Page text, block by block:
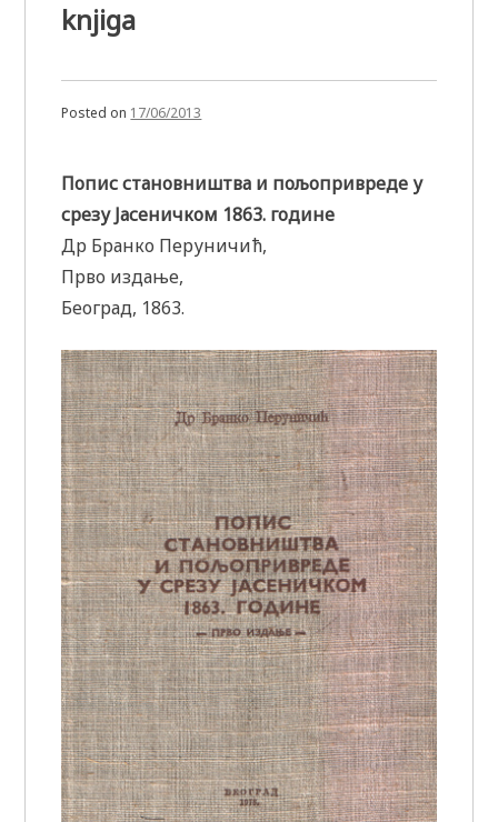
knjiga
Posted on 17/06/2013
Попис становништва и пољопривреде у
срезу Јасеничком 1863. године
Др Бранко Перуничић,
Прво издање,
Београд, 1863.